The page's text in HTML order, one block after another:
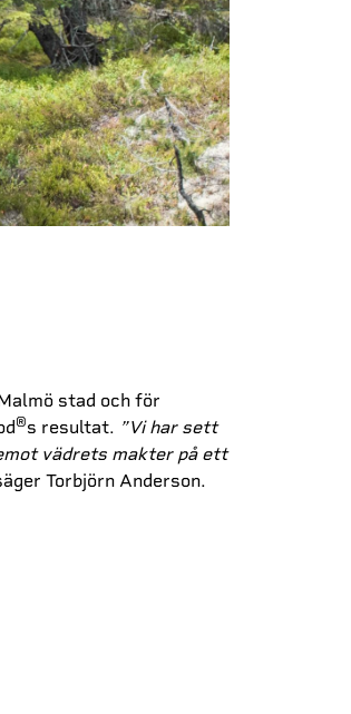
stad och för
®s resultat. ”Vi har sett
vädrets makter på ett
Torbjörn Anderson.